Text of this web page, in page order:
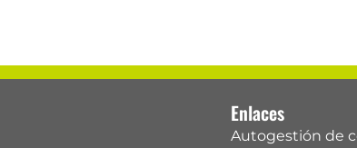
Enlaces
Autogestión de